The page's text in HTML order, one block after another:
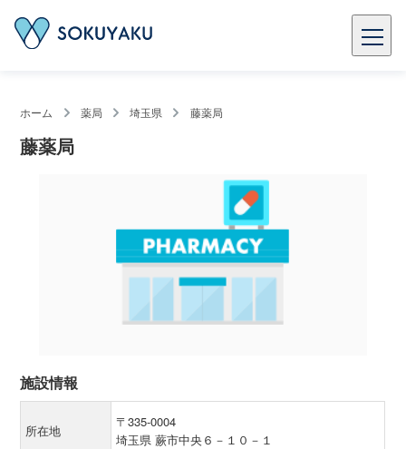
ホーム 薬局 埼玉県 藤薬局
藤薬局
施設情報
所在地
〒335-0004
埼玉県 蕨市中央６－１０－１